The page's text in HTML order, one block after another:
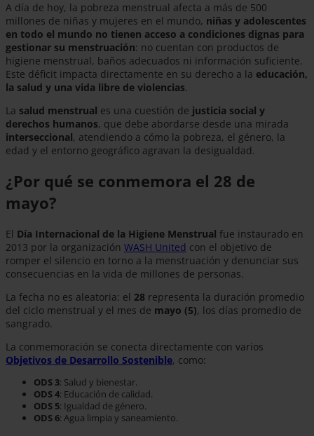
A día de hoy, la pobreza menstrual afecta a más de 500
millones de niñas y mujeres en el mundo, niñas y adolescentes
en todo el mundo no tienen acceso a condiciones dignas para
gestionar su menstruación: no cuentan con productos de
higiene menstrual, baños adecuados ni información suficiente.
Este déficit impacta directamente en su derecho a la educación,
la salud y una vida libre de violencias.
La salud menstrual es una cuestión de justicia social y
derechos humanos, que debe abordarse desde una mirada
interseccional, atendiendo a cómo la pobreza, el género, la
edad y el entorno geográfico agravan la desigualdad.
¿Por qué se conmemora el 28 de
mayo?
El Día Internacional de la Higiene Menstrual fue instaurado en
2013 por la organización WASH United con el objetivo de
romper el silencio en torno a la menstruación y denunciar sus
consecuencias en la vida de millones de personas.
La fecha no es aleatoria: el 28 representa la duración promedio
del ciclo menstrual y el mes de mayo (5), los días promedio de
sangrado.
La conmemoración se conecta directamente con varios
Objetivos de Desarrollo Sostenible, como:
ODS 3: Salud y bienestar.
ODS 4: Educación de calidad.
ODS 5: Igualdad de género.
ODS 6: Agua limpia y saneamiento.